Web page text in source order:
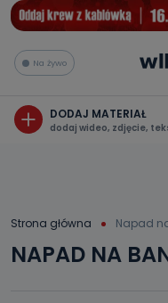
Na żywo
DODAJ MATERIAŁ
dodaj wideo, zdjęcie,
Strona główna Napad
NAPAD NA